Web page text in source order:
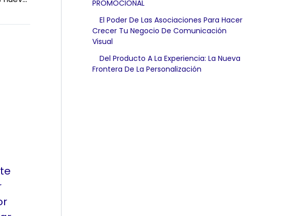
PROMOCIONAL
El Poder De Las Asociaciones Para Hacer
Crecer Tu Negocio De Comunicación
Visual
Del Producto A La Experiencia: La Nueva
Frontera De La Personalización